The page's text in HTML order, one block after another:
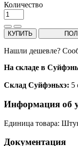
Количество
КУПИТЬ
Нашли дешевле?
На складе в
Склад Суйфэньхэ: 5
Информация об
Единица товара:
Документация